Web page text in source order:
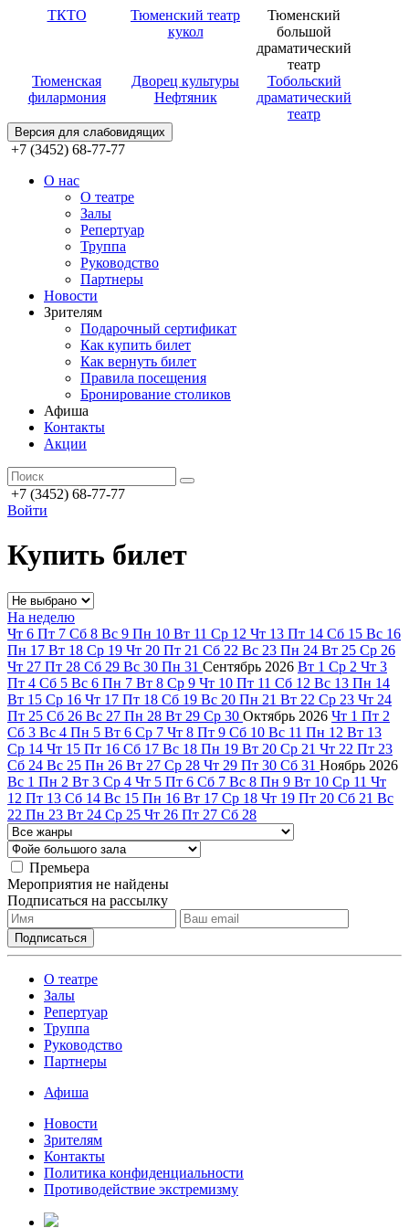
ТКТО
Тюменский театр
кукол
Тюменский
большой
драматический
театр
Тюменская
филармония
Дворец культуры
Нефтяник
Тобольский
драматический
театр
Версия для слабовидящих
+7 (3452) 68-77-77
О нас
О театре
Залы
Репертуар
Труппа
Руководство
Партнеры
Новости
Зрителям
Подарочный сертификат
Как купить билет
Как вернуть билет
Правила посещения
Бронирование столиков
Афиша
Контакты
Акции
+7 (3452) 68-77-77
Войти
Купить билет
На неделю
Чт 6 Пт 7 Сб 8 Вс 9 Пн 10 Вт 11 Ср 12 Чт 13 Пт 14 Сб 15 Вс 16
Пн 17 Вт 18 Ср 19 Чт 20 Пт 21 Сб 22 Вс 23 Пн 24 Вт 25 Ср 26
Чт 27 Пт 28 Сб 29 Вс 30 Пн 31 Сентябрь 2026 Вт 1 Ср 2 Чт 3
Пт 4 Сб 5 Вс 6 Пн 7 Вт 8 Ср 9 Чт 10 Пт 11 Сб 12 Вс 13 Пн 14
Вт 15 Ср 16 Чт 17 Пт 18 Сб 19 Вс 20 Пн 21 Вт 22 Ср 23 Чт 24
Пт 25 Сб 26 Вс 27 Пн 28 Вт 29 Ср 30 Октябрь 2026 Чт 1 Пт 2
Сб 3 Вс 4 Пн 5 Вт 6 Ср 7 Чт 8 Пт 9 Сб 10 Вс 11 Пн 12 Вт 13
Ср 14 Чт 15 Пт 16 Сб 17 Вс 18 Пн 19 Вт 20 Ср 21 Чт 22 Пт 23
Сб 24 Вс 25 Пн 26 Вт 27 Ср 28 Чт 29 Пт 30 Сб 31 Ноябрь 2026
Вс 1 Пн 2 Вт 3 Ср 4 Чт 5 Пт 6 Сб 7 Вс 8 Пн 9 Вт 10 Ср 11 Чт
12 Пт 13 Сб 14 Вс 15 Пн 16 Вт 17 Ср 18 Чт 19 Пт 20 Сб 21 Вс
22 Пн 23 Вт 24 Ср 25 Чт 26 Пт 27 Сб 28
Премьера
Мероприятия не найдены
Подписаться на рассылку
О театре
Залы
Репертуар
Труппа
Руководство
Партнеры
Афиша
Новости
Зрителям
Контакты
Политика конфиденциальности
Противодействие экстремизму